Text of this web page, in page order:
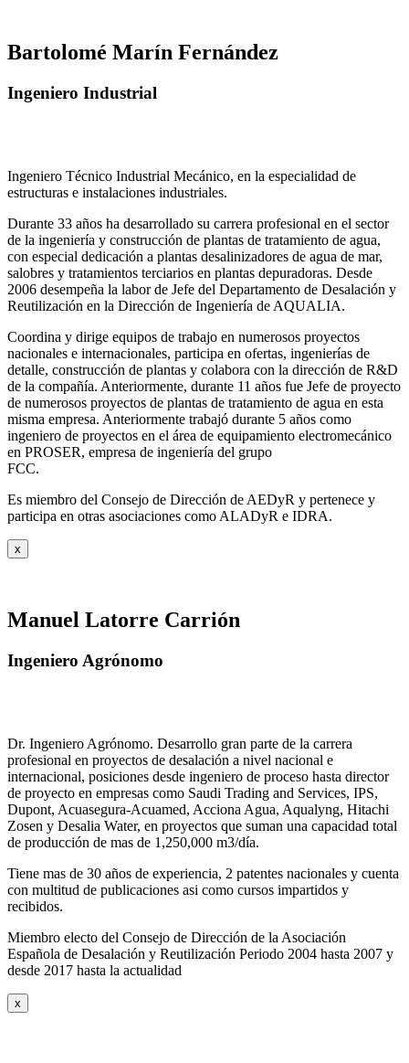
Bartolomé Marín Fernández
Ingeniero Industrial
Ingeniero Técnico Industrial Mecánico, en la especialidad de
estructuras e instalaciones industriales.
Durante 33 años ha desarrollado su carrera profesional en el sector
de la ingeniería y construcción de plantas de tratamiento de agua,
con especial dedicación a plantas desalinizadores de agua de mar,
salobres y tratamientos terciarios en plantas depuradoras. Desde
2006 desempeña la labor de Jefe del Departamento de Desalación y
Reutilización en la Dirección de Ingeniería de AQUALIA.
Coordina y dirige equipos de trabajo en numerosos proyectos
nacionales e internacionales, participa en ofertas, ingenierías de
detalle, construcción de plantas y colabora con la dirección de R&D
de la compañía. Anteriormente, durante 11 años fue Jefe de proyecto
de numerosos proyectos de plantas de tratamiento de agua en esta
misma empresa. Anteriormente trabajó durante 5 años como
ingeniero de proyectos en el área de equipamiento electromecánico
en PROSER, empresa de ingeniería del grupo
FCC.
Es miembro del Consejo de Dirección de AEDyR y pertenece y
participa en otras asociaciones como ALADyR e IDRA.
x
Manuel Latorre Carrión
Ingeniero Agrónomo
Dr. Ingeniero Agrónomo. Desarrollo gran parte de la carrera
profesional en proyectos de desalación a nivel nacional e
internacional, posiciones desde ingeniero de proceso hasta director
de proyecto en empresas como Saudi Trading and Services, IPS,
Dupont, Acuasegura-Acuamed, Acciona Agua, Aqualyng, Hitachi
Zosen y Desalia Water, en proyectos que suman una capacidad total
de producción de mas de 1,250,000 m3/día.
Tiene mas de 30 años de experiencia, 2 patentes nacionales y cuenta
con multitud de publicaciones asi como cursos impartidos y
recibidos.
Miembro electo del Consejo de Dirección de la Asociación
Española de Desalación y Reutilización Periodo 2004 hasta 2007 y
desde 2017 hasta la actualidad
x